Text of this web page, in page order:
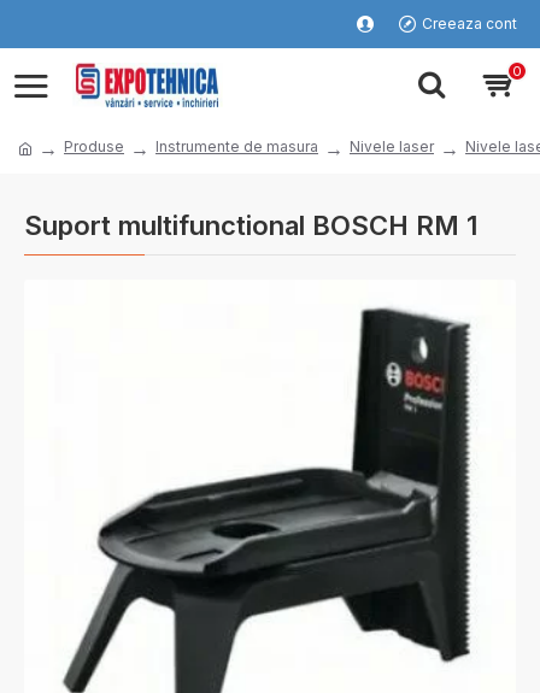
Creeaza cont
0
Produse Instrumente de masura Nivele laser Nivele
Suport multifunctional BOSCH RM 1